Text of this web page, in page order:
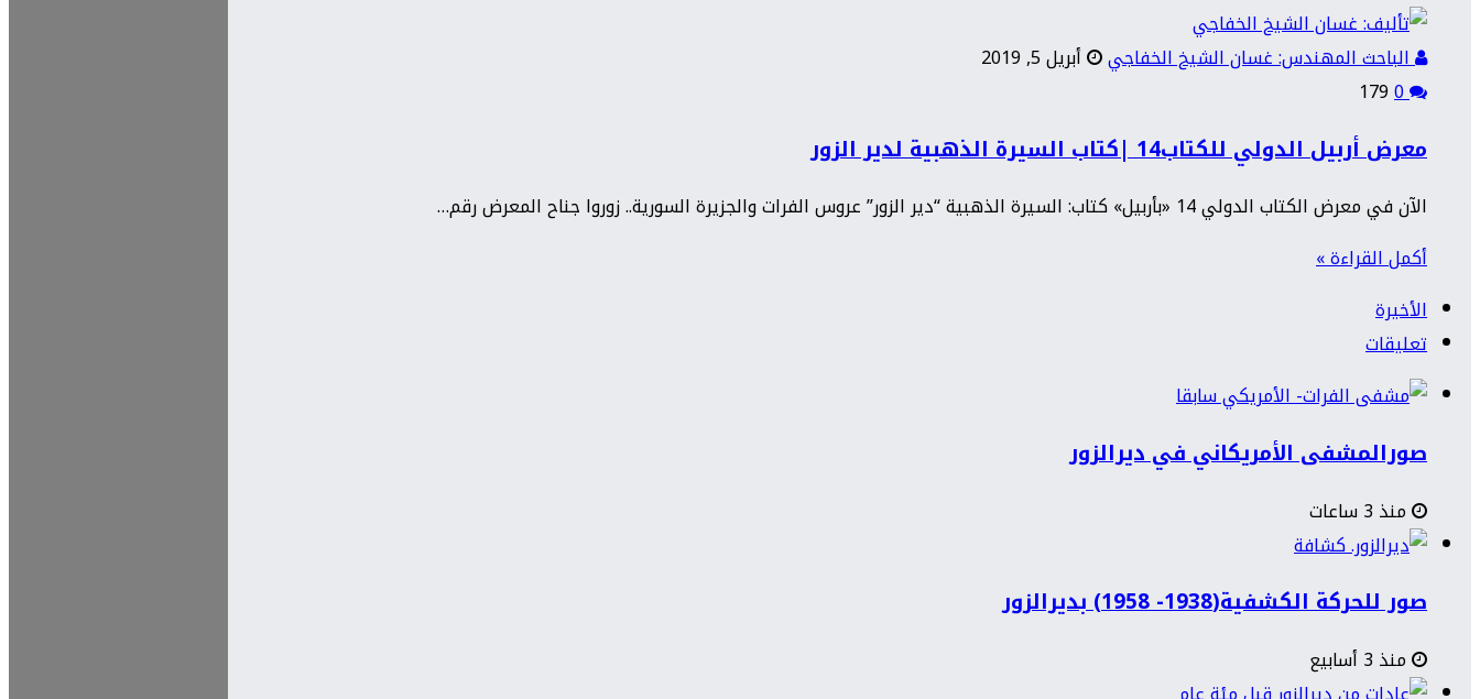
الباحث المهندس: غسان الشيخ الخفاجي
أبريل 5, 2019
0
معرض أربيل الدولي للكتاب14 |كتاب السيرة الذهبية لدير الزور
الآن في معرض الكتاب الدولي 14 «بأربيل» كتاب: السيرة الذهبية “دير الزور” عروس الفرات والجزيرة السورية.. زوروا جناح المعرض رقم…
أكمل القراءة »
الأخيرة
تعليقات
صورالمشفى الأمريكاني في ديرالزور
منذ 3 ساعات
صور للحركة الكشفية(1938- 1958) بديرالزور
منذ 3 أسابيع